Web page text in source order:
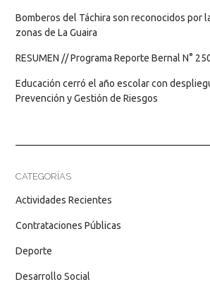
Bomberos del Táchira son reconocidos por
zonas de La Guaira
RESUMEN // Programa Reporte Bernal N°
Educación cerró el año escolar con
Prevención y Gestión de Riesgos
CATEGORÍAS
Actividades Recientes
Contrataciones Públicas
Deporte
Desarrollo Social